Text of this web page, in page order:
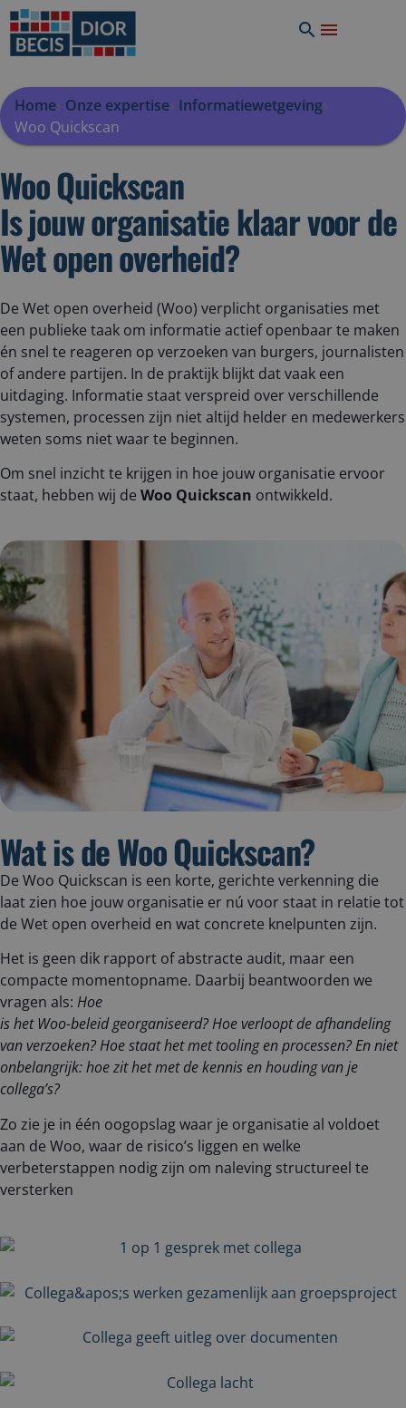
Home Onze expertise Informatiewetgeving
Woo Quickscan
Woo Quickscan
Is jouw organisatie klaar voor de
Wet open overheid?
De Wet open overheid (Woo) verplicht organisaties met
een publieke taak om informatie actief openbaar te maken
én snel te reageren op verzoeken van burgers, journalisten
of andere partijen. In de praktijk blijkt dat vaak een
uitdaging. Informatie staat verspreid over verschillende
systemen, processen zijn niet altijd helder en medewerkers
weten soms niet waar te beginnen.
Om snel inzicht te krijgen in hoe jouw organisatie ervoor
staat, hebben wij de Woo Quickscan ontwikkeld.
Wat is de Woo Quickscan?​
De Woo Quickscan is een korte, gerichte verkenning die
laat zien hoe jouw organisatie er nú voor staat in relatie tot
de Wet open overheid en wat concrete knelpunten zijn.
Het is geen dik rapport of abstracte audit, maar een
compacte momentopname. Daarbij beantwoorden we
vragen als: Hoe
is het Woo-beleid georganiseerd? Hoe verloopt de afhandeling
van verzoeken? Hoe staat het met tooling en processen? En niet
onbelangrijk: hoe zit het met de kennis en houding van je
collega’s?
Zo zie je in één oogopslag waar je organisatie al voldoet
aan de Woo, waar de risico’s liggen en welke
verbeterstappen nodig zijn om naleving structureel te
versterken